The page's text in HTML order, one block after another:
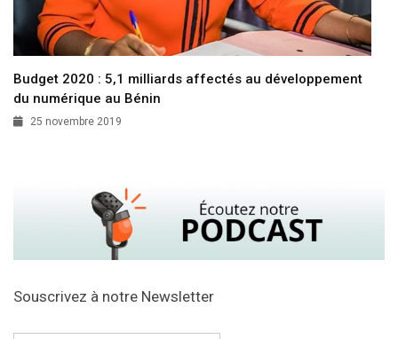
Budget 2020 : 5,1 milliards affectés au développement
du numérique au Bénin
25 novembre 2019
Souscrivez à notre Newsletter